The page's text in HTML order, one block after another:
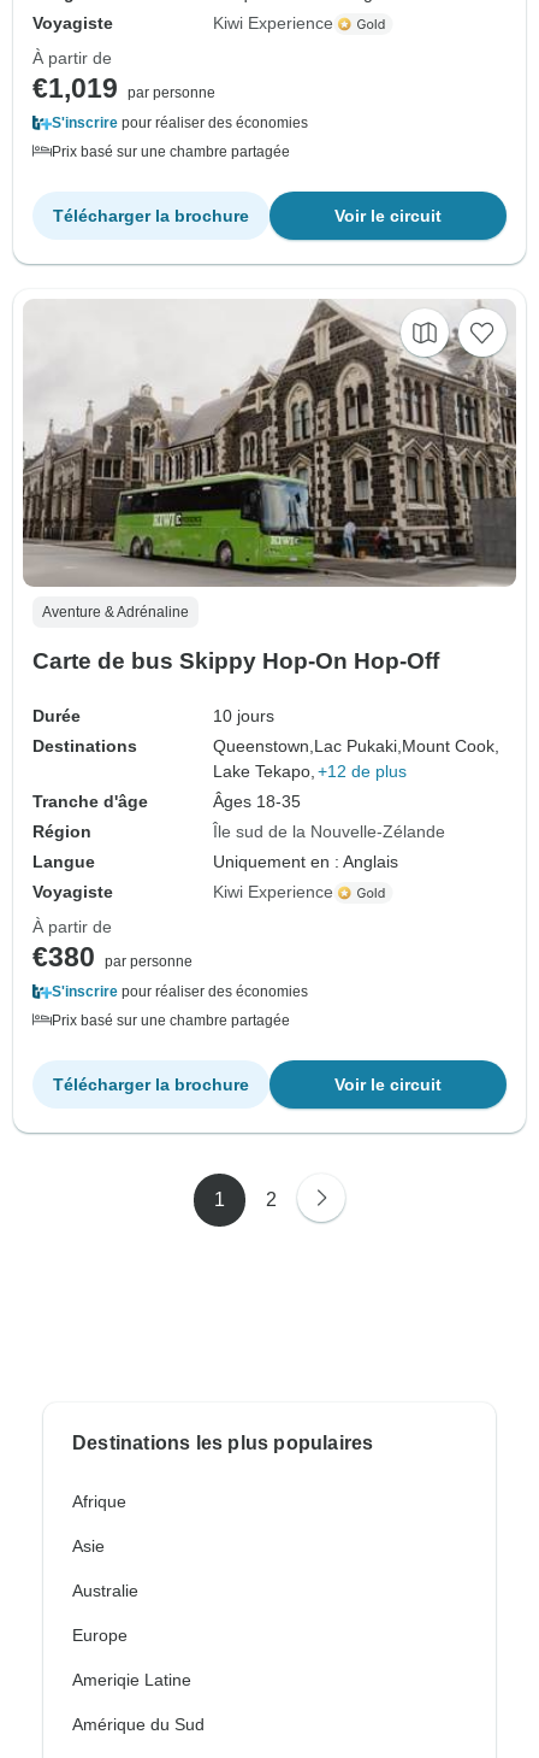
Voyagiste
Kiwi Experience
À partir de
€1,019
par personne
S'inscrire pour réaliser des économies
Prix basé sur une chambre partagée
Voir le circuit
Télécharger la brochure
Aventure & Adrénaline
Carte de bus Skippy Hop-On Hop-Off
Durée
10 jours
Destinations
Queenstown,Lac Pukaki,Mount Cook,
Lake Tekapo, +12 de plus
Tranche d'âge
Âges 18-35
Région
Île sud de la Nouvelle-Zélande
Langue
Uniquement en : Anglais
Voyagiste
Kiwi Experience
À partir de
€380
par personne
S'inscrire pour réaliser des économies
Prix basé sur une chambre partagée
Voir le circuit
Télécharger la brochure
1 2
Destinations les plus populaires
Afrique
Asie
Australie
Europe
Ameriqie Latine
Amérique du Sud